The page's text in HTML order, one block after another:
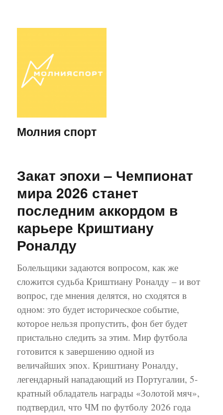
Молния спорт
Закат эпохи – Чемпионат
мира 2026 станет
последним аккордом в
карьере Криштиану
Роналду
Болельщики задаются вопросом, как же
сложится судьба Криштиану Роналду – и вот
вопрос, где мнения делятся, но сходятся в
одном: это будет историческое событие,
которое нельзя пропустить, фон бет будет
пристально следить за этим. Мир футбола
готовится к завершению одной из
величайших эпох. Криштиану Роналду,
легендарный нападающий из Португалии, 5-
кратный обладатель награды «Золотой мяч»,
подтвердил, что ЧМ по футболу 2026 года